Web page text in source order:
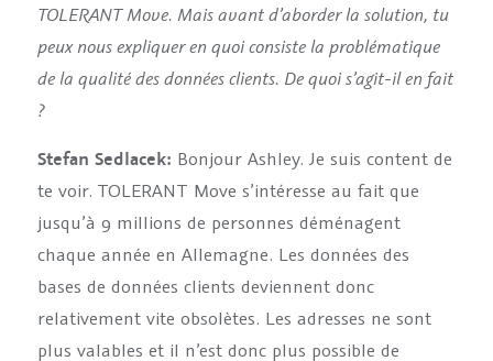
TOLERANT Move. Mais avant d’aborder la solution, tu
peux nous expliquer en quoi consiste la problématique
de la qualité des données clients. De quoi s’agit-il en fait
?
Stefan Sedlacek: Bonjour Ashley. Je suis content de
te voir. TOLERANT Move s’intéresse au fait que
jusqu’à 9 millions de personnes déménagent
chaque année en Allemagne. Les données des
bases de données clients deviennent donc
relativement vite obsolètes. Les adresses ne sont
plus valables et il n’est donc plus possible de